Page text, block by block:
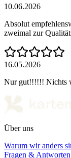
10.06.2026
Absolut
zweimal zur
16.05.2026
Nur gut!!!!!! Nichts
Über uns
Warum wir anders
Fragen & Antworten